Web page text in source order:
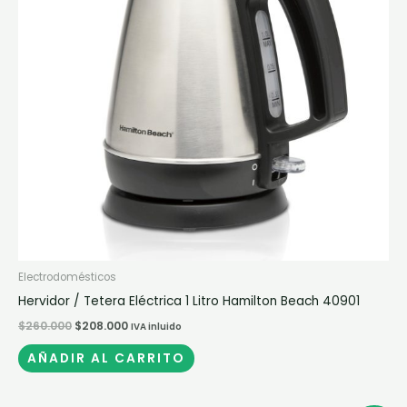
Electrodomésticos
Hervidor / Tetera Eléctrica 1 Litro Hamilton Beach 40901
$260.000 $208.000 IVA inluido
AÑADIR AL CARRITO